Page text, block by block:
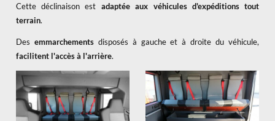
Cette déclinaison est adaptée aux véhicules d'expéditions tout
terrain.
Des emmarchementsdisposés à gauche et à droite du véhicule,
facilitent l'accès à l'arrière.